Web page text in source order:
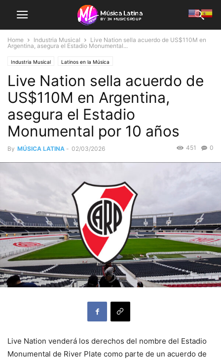
Home Industria Musical
Live Nation sella acuerdo de US$110M en
Argentina, asegura el Estadio Monumental...
Industria Musical Latinos en la Música
Live Nation sella acuerdo de
US$110M en Argentina,
asegura el Estadio
Monumental por 10 años
By MÚSICA LATINA - 02/03/2026 0
451
Live Nation venderá los derechos del nombre del Estadio
Monumental de River Plate como parte de un acuerdo de